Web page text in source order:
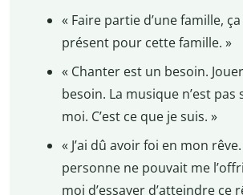
« Faire partie d’une famille,
présent pour cette famille. »
« Chanter est un besoin.
besoin. La musique n’est pas
moi. C’est ce que je suis. »
« J’ai dû avoir foi en mon
personne ne pouvait me
moi d’essayer d’atteindre ce